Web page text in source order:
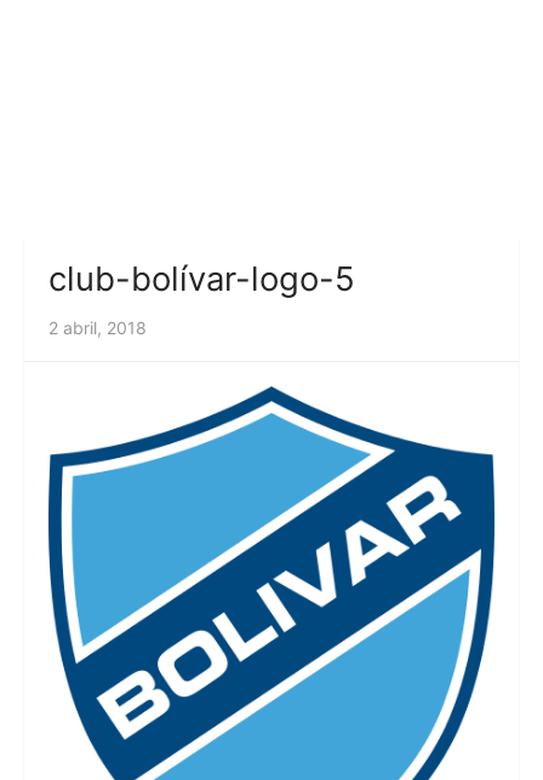
club-bolívar-logo-5
2 abril, 2018